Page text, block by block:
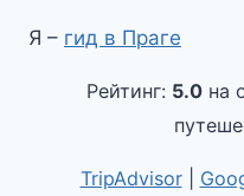
Я – гид в Праге
Рейтинг: 5.0 на
TripAdvisor|